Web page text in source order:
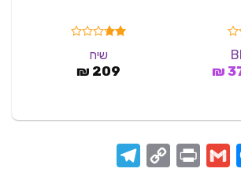
₪המחיר
מתוך
שיח
209
₪
Gmail
Print
Copy
Telegram